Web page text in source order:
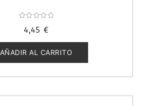
con
de
5
4,45 €
AÑADIR AL CARRITO